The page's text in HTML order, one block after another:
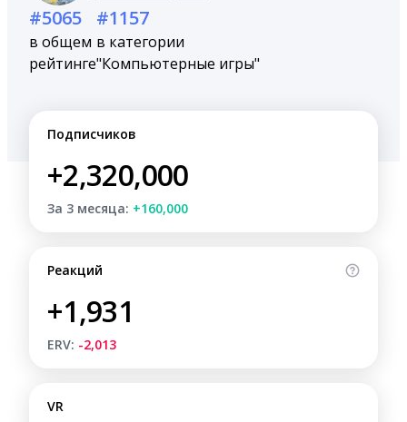
#5065
в общем
рейтинге
#1157
в категории
"Компьютерные игры"
Подписчиков
+2,320,000
За 3 месяца: +160,000
Реакций
+1,931
ERV: -2,013
VR